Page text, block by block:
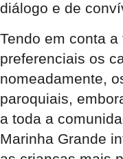
diálogo e de
Tendo em conta
preferenciais os
nomeadamente,
paroquiais,
a toda a
Marinha Grande